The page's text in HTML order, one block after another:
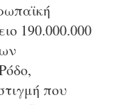
190.000.000
που